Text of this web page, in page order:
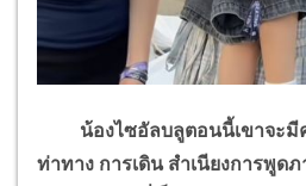
น้องไซอัลบลูตอนนี้เขาจะมี
ท่าทาง การเดิน สำเนียงการพูด